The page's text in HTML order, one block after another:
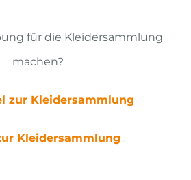
für die Kleidersammlung
machen?
zur Kleidersammlung
Kleidersammlung